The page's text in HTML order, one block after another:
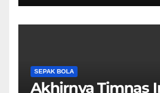
SEPAK BOLA
Akhirnya Timnas